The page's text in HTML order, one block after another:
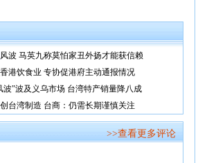
风波 马英九称莫怕家丑外扬才能获信赖
港饮食业 专协促港府主动通报情况
波"波及义乌市场 台湾特产销量降八成
台湾制造 台商：仍需长期谨慎关注
>>查看更多评论